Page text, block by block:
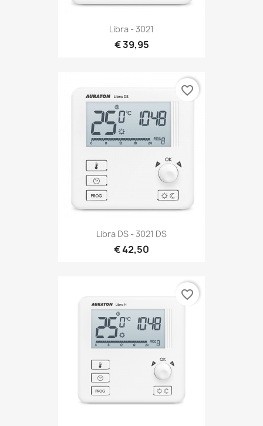
Libra - 3021
€ 39,95
Libra DS - 3021 DS
€ 42,50
favorite_border
favorite_border